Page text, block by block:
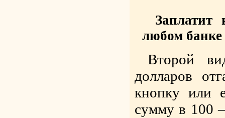
любом
Второй
долларов
кнопку или
сумму в 100